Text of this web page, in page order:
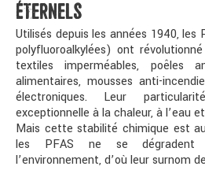
ÉTERNELS »
Utilisés depuis les années 1940,
polyfluoroalkylées) ont
textiles imperméables, poêles
alimentaires, mousses anti-
électroniques. Leur
exceptionnelle à la chaleur, à l’eau
Mais cette stabilité chimique est
les PFAS ne se dégradent
l’environnement, d’où leur surnom